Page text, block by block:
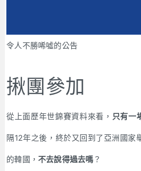
令人不勝唏噓的公告
揪團參加
從上面歷年世錦賽資料來看， 只有一
隔12年之後，終於又回到了亞洲國家
的韓國， 不去說得過去嗎 ？